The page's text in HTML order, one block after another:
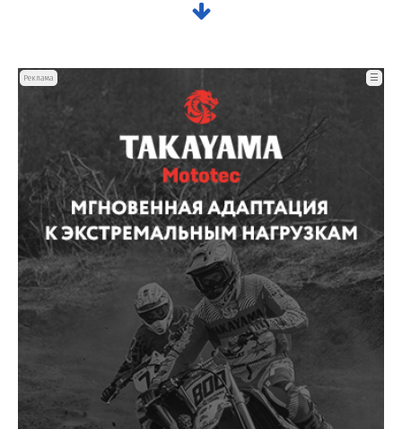
Реклама ☰